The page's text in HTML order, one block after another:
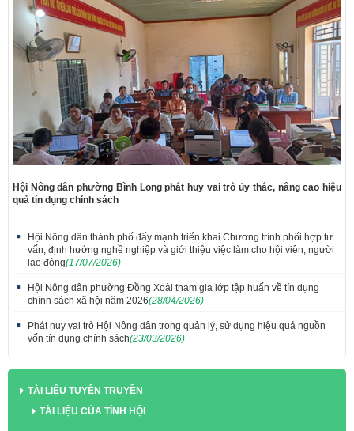
Hội Nông dân phường Bình Long phát huy vai trò ủy thác, nâng cao hiệu
quả tín dụng chính sách
Hội Nông dân thành phố đẩy mạnh triển khai Chương trình phối hợp tư
vấn, định hướng nghề nghiệp và giới thiệu việc làm cho hội viên, người
lao động(17/07/2026)
Hội Nông dân phường Đồng Xoài tham gia lớp tập huấn về tín dụng
chính sách xã hội năm 2026(28/04/2026)
Phát huy vai trò Hội Nông dân trong quản lý, sử dụng hiệu quả nguồn
vốn tín dụng chính sách(23/03/2026)
TÀI LIỆU TUYÊN TRUYỀN
TÀI LIỆU CỦA TỈNH HỘI